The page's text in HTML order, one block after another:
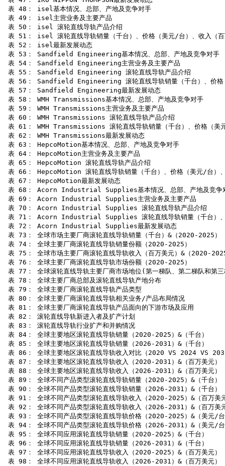
表 48： isel基本情况、总部、产地及竞争对手
表 49： isel主营业务及主要产品
表 50： isel 滚轮直线导轨产品介绍
表 51： isel 滚轮直线导轨销量（千台）、价格（美元/台）、收入（
表 52： isel最新发展动态
表 53： Sandfield Engineering基本情况、总部、产地及竞争对手
表 54： Sandfield Engineering主营业务及主要产品
表 55： Sandfield Engineering 滚轮直线导轨产品介绍
表 56： Sandfield Engineering 滚轮直线导轨销量（千台）、价格
表 57： Sandfield Engineering最新发展动态
表 58： WMH Transmissions基本情况、总部、产地及竞争对手
表 59： WMH Transmissions主营业务及主要产品
表 60： WMH Transmissions 滚轮直线导轨产品介绍
表 61： WMH Transmissions 滚轮直线导轨销量（千台）、价格（美
表 62： WMH Transmissions最新发展动态
表 63： HepcoMotion基本情况、总部、产地及竞争对手
表 64： HepcoMotion主营业务及主要产品
表 65： HepcoMotion 滚轮直线导轨产品介绍
表 66： HepcoMotion 滚轮直线导轨销量（千台）、价格（美元/台）
表 67： HepcoMotion最新发展动态
表 68： Acorn Industrial Supplies基本情况、总部、产地及竞争
表 69： Acorn Industrial Supplies主营业务及主要产品
表 70： Acorn Industrial Supplies 滚轮直线导轨产品介绍
表 71： Acorn Industrial Supplies 滚轮直线导轨销量（千台）、价
表 72： Acorn Industrial Supplies最新发展动态
表 73： 全球市场主要厂商滚轮直线导轨销量（千台）&（2020-2025）
表 74： 全球主要厂商滚轮直线导轨销量份额（2020-2025）
表 75： 全球市场主要厂商滚轮直线导轨收入（百万美元）&（2020-
表 76： 全球主要厂商滚轮直线导轨市场份额（2020-2025）
表 77： 全球滚轮直线导轨主要厂商市场地位(第一梯队、第二梯队和第
表 78： 全球主要厂商总部及滚轮直线导轨产地分布
表 79： 全球主要厂商滚轮直线导轨产品类型
表 80： 全球主要厂商滚轮直线导轨相关业务/产品布局情况
表 81： 全球主要厂商滚轮直线导轨产品面向的下游市场及应用
表 82： 滚轮直线导轨新进入者及扩产计划
表 83： 滚轮直线导轨行业扩产和并购情况
表 84： 全球主要地区滚轮直线导轨销量（2020-2025）&（千台）
表 85： 全球主要地区滚轮直线导轨销量（2026-2031）&（千台）
表 86： 全球主要地区滚轮直线导轨收入对比（2020 VS 2024 VS
表 87： 全球主要地区滚轮直线导轨收入（2020-2031）&（百万美元）
表 88： 全球主要地区滚轮直线导轨收入（2026-2031）&（百万美元）
表 89： 全球不同产品类型滚轮直线导轨销量（2020-2025）&（千台）
表 90： 全球不同产品类型滚轮直线导轨销量（2026-2031）&（千台）
表 91： 全球不同产品类型滚轮直线导轨收入（2020-2025）&（百万美
表 92： 全球不同产品类型滚轮直线导轨收入（2026-2031）&（百万美
表 93： 全球不同产品类型滚轮直线导轨价格（2020-2025）&（美元/
表 94： 全球不同产品类型滚轮直线导轨价格（2026-2031）&（美元/
表 95： 全球不同应用滚轮直线导轨销量（2020-2025）&（千台）
表 96： 全球不同应用滚轮直线导轨销量（2026-2031）&（千台）
表 97： 全球不同应用滚轮直线导轨收入（2020-2025）&（百万美元）
表 98： 全球不同应用滚轮直线导轨收入（2026-2031）&（百万美元）